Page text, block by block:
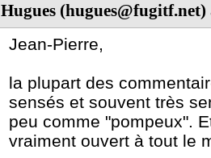
Hugues (hugues@fugitf.net)
Jean-Pierre,
la plupart des
sensés et souvent très
peu comme "pompeux".
vraiment ouvert à tout le